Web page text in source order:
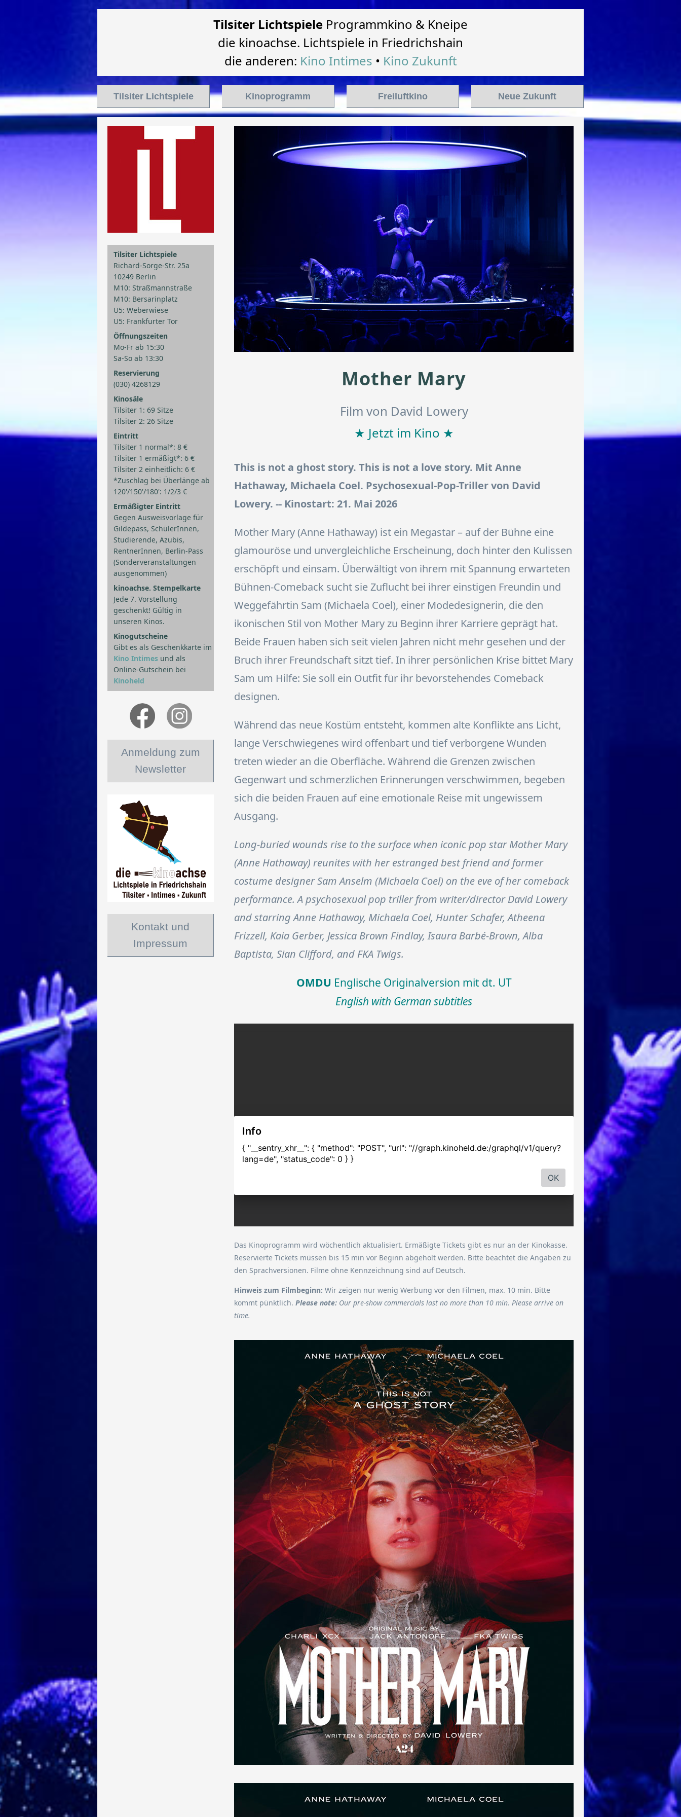
Tilsiter Lichtspiele Programmkino & Kneipe
die kinoachse. Lichtspiele in Friedrichshain
die anderen: Kino Intimes • Kino Zukunft
Tilsiter Lichtspiele Kinoprogramm Freiluftkino Neue Zukunft
Mother Mary
Film von David Lowery
★ Jetzt im Kino ★
This is not a ghost story. This is not a love story. Mit Anne
Hathaway, Michaela Coel. Psychosexual-Pop-Triller von David
Lowery. -- Kinostart: 21. Mai 2026
Mother Mary (Anne Hathaway) ist ein Megastar – auf der Bühne eine
glamouröse und unvergleichliche Erscheinung, doch hinter den Kulissen
erschöpft und einsam. Überwältigt von ihrem mit Spannung erwarteten
Bühnen-Comeback sucht sie Zuflucht bei ihrer einstigen Freundin und
Weggefährtin Sam (Michaela Coel), einer Modedesignerin, die den
ikonischen Stil von Mother Mary zu Beginn ihrer Karriere geprägt hat.
Beide Frauen haben sich seit vielen Jahren nicht mehr gesehen und der
Bruch ihrer Freundschaft sitzt tief. In ihrer persönlichen Krise bittet Mary
Sam um Hilfe: Sie soll ein Outfit für ihr bevorstehendes Comeback
designen.
Während das neue Kostüm entsteht, kommen alte Konflikte ans Licht,
lange Verschwiegenes wird offenbart und tief verborgene Wunden
treten wieder an die Oberfläche. Während die Grenzen zwischen
Gegenwart und schmerzlichen Erinnerungen verschwimmen, begeben
sich die beiden Frauen auf eine emotionale Reise mit ungewissem
Ausgang.
Long-buried wounds rise to the surface when iconic pop star Mother Mary
(Anne Hathaway) reunites with her estranged best friend and former
costume designer Sam Anselm (Michaela Coel) on the eve of her comeback
performance. A psychosexual pop triller from writer/director David Lowery
and starring Anne Hathaway, Michaela Coel, Hunter Schafer, Atheena
Frizzell, Kaia Gerber, Jessica Brown Findlay, Isaura Barbé-Brown, Alba
Baptista, Sian Clifford, and FKA Twigs.
OMDU Englische Originalversion mit dt. UT
English with German subtitles
Das Kinoprogramm wird wöchentlich aktualisiert. Ermäßigte Tickets gibt es nur an der Kinokasse.
Reservierte Tickets müssen bis 15 min vor Beginn abgeholt werden. Bitte beachtet die Angaben zu
den Sprachversionen. Filme ohne Kennzeichnung sind auf Deutsch.
Hinweis zum Filmbeginn: Wir zeigen nur wenig Werbung vor den Filmen, max. 10 min. Bitte
kommt pünktlich. Please note: Our pre-show commercials last no more than 10 min. Please arrive on
time.
Tilsiter Lichtspiele
Richard-Sorge-Str. 25a
10249 Berlin
M10: Straßmannstraße
M10: Bersarinplatz
U5: Weberwiese
U5: Frankfurter Tor
Öffnungszeiten
Mo-Fr ab 15:30
Sa-So ab 13:30
Reservierung
(030) 4268129
Kinosäle
Tilsiter 1: 69 Sitze
Tilsiter 2: 26 Sitze
Eintritt
Tilsiter 1 normal*: 8 €
Tilsiter 1 ermäßigt*: 6 €
Tilsiter 2 einheitlich: 6 €
*Zuschlag bei Überlänge ab
120'/150'/180': 1/2/3 €
Ermäßigter Eintritt
Gegen Ausweisvorlage für
Gildepass, SchülerInnen,
Studierende, Azubis,
RentnerInnen, Berlin-Pass
(Sonderveranstaltungen
ausgenommen)
kinoachse. Stempelkarte
Jede 7. Vorstellung
geschenkt! Gültig in
unseren Kinos.
Kinogutscheine
Gibt es als Geschenkkarte im
Kino Intimes und als
Online-Gutschein bei
Kinoheld
Anmeldung zum
Newsletter
Kontakt und
Impressum